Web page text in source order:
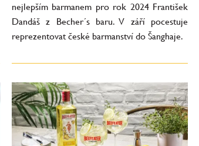
nejlepším barmanem pro rok 2024 František
Dandáš z Becher´s baru. V září pocestuje
reprezentovat české barmanství do Šanghaje.